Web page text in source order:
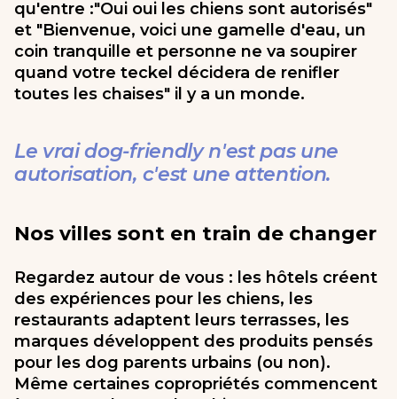
qu'entre :"Oui oui les chiens sont autorisés"
et "Bienvenue, voici une gamelle d'eau, un
coin tranquille et personne ne va soupirer
quand votre teckel décidera de renifler
toutes les chaises" il y a un monde.
Le vrai dog-friendly n'est pas une
autorisation, c'est une attention.
Nos villes sont en train de changer
Regardez autour de vous : les hôtels créent
des expériences pour les chiens, les
restaurants adaptent leurs terrasses, les
marques développent des produits pensés
pour les dog parents urbains (ou non).
Même certaines copropriétés commencent